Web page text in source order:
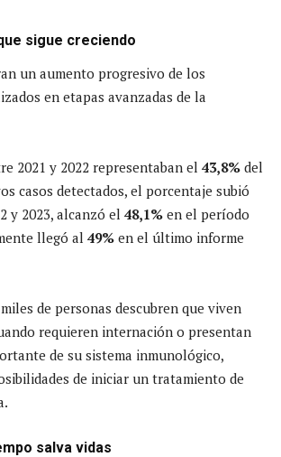
sigue creciendo
un aumento progresivo de los
en etapas avanzadas de la
2021 y 2022 representaban el 43,8% del
casos detectados, el porcentaje subió
y 2023, alcanzó el 48,1% en el período
llegó al 49% en el último informe
de personas descubren que viven
requieren internación o presentan
de su sistema inmunológico,
de iniciar un tratamiento de
salva vidas